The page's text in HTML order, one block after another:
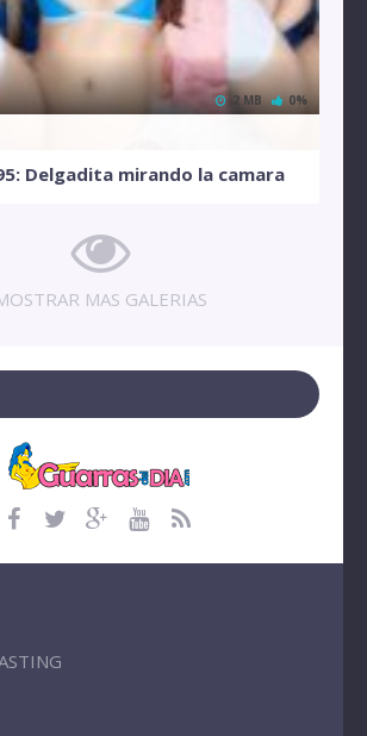
2 MB 0%
Delgadita mirando la camara
MAS GALERIAS